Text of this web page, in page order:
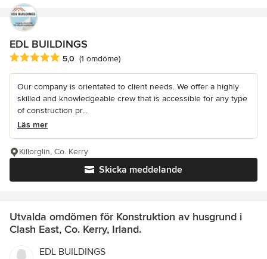
EDL BUILDINGS
Genomsnittligt omdöme: 5 av 5 stjärnor
5,0 (1 omdöme)
Our company is orientated to client needs. We offer a highly
skilled and knowledgeable crew that is accessible for any type
of construction pr...
Läs mer
Skicka meddelande
Killorglin, Co. Kerry
Utvalda omdömen för Konstruktion av husgrund i
Clash East, Co. Kerry, Irland.
EDL BUILDINGS